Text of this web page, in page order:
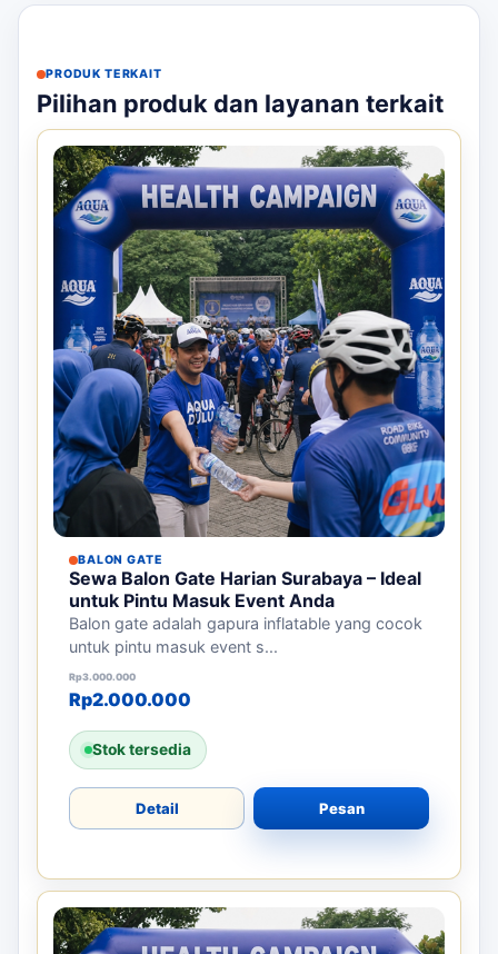
PRODUK TERKAIT
Pilihan produk dan layanan terkait
BALON GATE
Sewa Balon Gate Harian Surabaya – Ideal
untuk Pintu Masuk Event Anda
Balon gate adalah gapura inflatable yang cocok
untuk pintu masuk event s...
Rp3.000.000
Harga aslinya adalah: Rp3.000.000.
Rp2.000.000
Harga saat ini adalah: Rp2.000.000.
Stok tersedia
Detail Pesan